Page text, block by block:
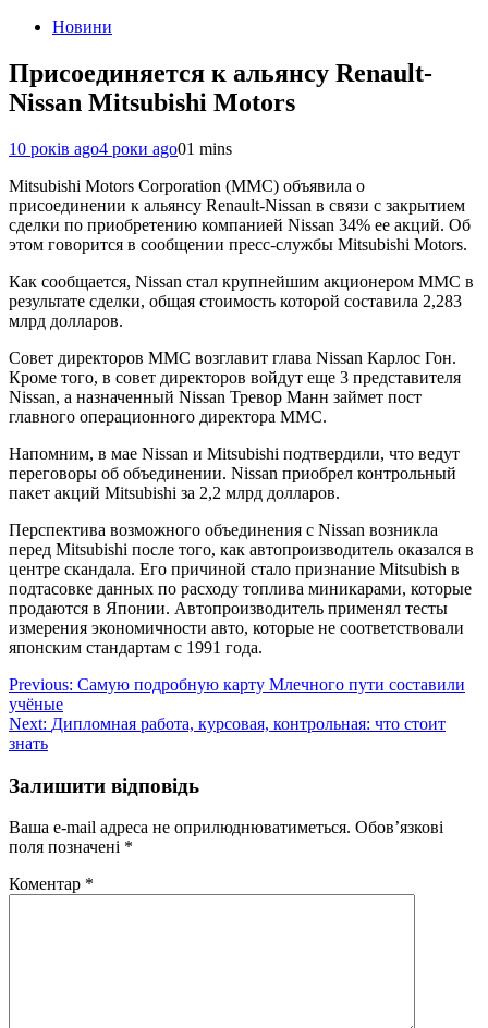
Новини
Присоединяется к альянсу Renault-
Nissan Mitsubishi Motors
10 років ago4 роки ago01 mins
Mitsubishi Motors Corporation (MMC) объявила о
присоединении к альянсу Renault-Nissan в связи с закрытием
сделки по приобретению компанией Nissan 34% ее акций. Об
этом говорится в сообщении пресс-службы Mitsubishi Motors.
Как сообщается, Nissan стал крупнейшим акционером MMC в
результате сделки, общая стоимость которой составила 2,283
млрд долларов.
Совет директоров MMC возглавит глава Nissan Карлос Гон.
Кроме того, в совет директоров войдут еще 3 представителя
Nissan, а назначенный Nissan Тревор Манн займет пост
главного операционного директора MMC.
Напомним, в мае Nissan и Mitsubishi подтвердили, что ведут
переговоры об объединении. Nissan приобрел контрольный
пакет акций Mitsubishi за 2,2 млрд долларов.
Перспектива возможного объединения с Nissan возникла
перед Mitsubishi после того, как автопроизводитель оказался в
центре скандала. Его причиной стало признание Mitsubish в
подтасовке данных по расходу топлива миникарами, которые
продаются в Японии. Автопроизводитель применял тесты
измерения экономичности авто, которые не соответствовали
японским стандартам с 1991 года.
Навігація
записів
Previous: Самую подробную карту Млечного пути составили
учёные
Next: Дипломная работа, курсовая, контрольная: что стоит
знать
Залишити відповідь
Ваша e-mail адреса не оприлюднюватиметься. Обов’язкові
поля позначені *
Коментар *